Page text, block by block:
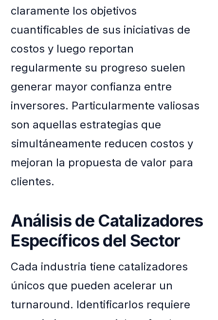
claramente los objetivos
cuantificables de sus iniciativas de
costos y luego reportan
regularmente su progreso suelen
generar mayor confianza entre
inversores. Particularmente valiosas
son aquellas estrategias que
simultáneamente reducen costos y
mejoran la propuesta de valor para
clientes.
Análisis de Catalizadores
Específicos del Sector
Cada industria tiene catalizadores
únicos que pueden acelerar un
turnaround. Identificarlos requiere